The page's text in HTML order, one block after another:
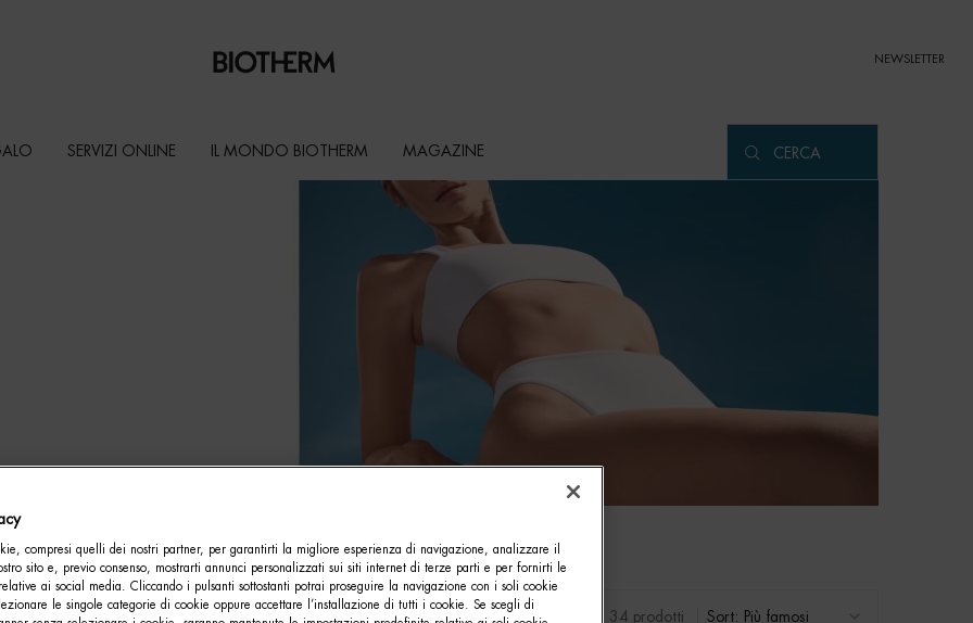
NEWSLETTER
SERVIZI ONLINE IL MONDO BIOTHERM MAGAZINE CERCA
34 prodotti Sort:
compresi quelli dei nostri partner, per garantirti la migliore esperienza di navigazione, analizzare il
sito e, previo consenso, mostrarti annunci personalizzati sui siti internet di terze parti e per fornirti le
ai social media. Cliccando i pulsanti sottostanti potrai proseguire la navigazione con i soli cookie
le singole categorie di cookie oppure accettare l’installazione di tutti i cookie. Se scegli di